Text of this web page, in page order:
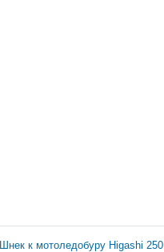
Шнек к мотоледобуру Higashi 250